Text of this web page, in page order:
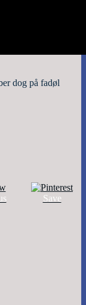
dog på fadøl
Save